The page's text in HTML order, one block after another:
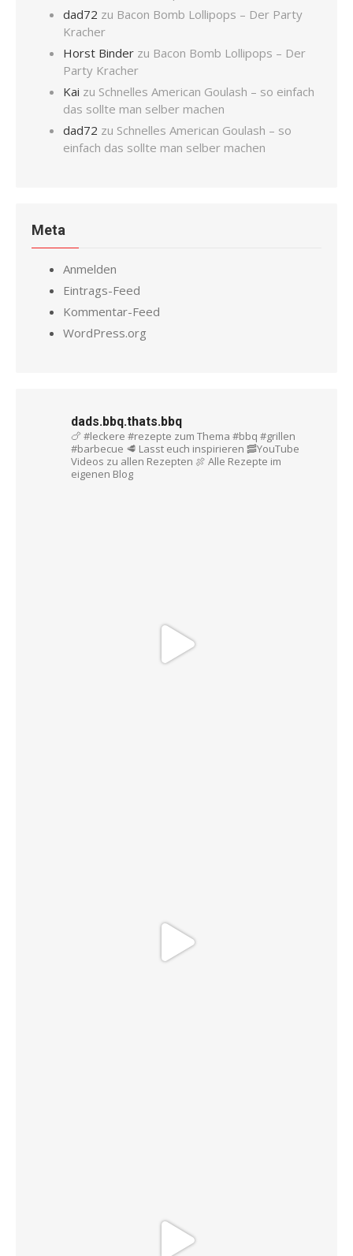
dad72 zu Bacon Bomb Lollipops – Der Party
Kracher
Horst Binder zu Bacon Bomb Lollipops – Der
Party Kracher
Kai zu Schnelles American Goulash – so einfach
das sollte man selber machen
dad72 zu Schnelles American Goulash – so
einfach das sollte man selber machen
Meta
Anmelden
Eintrags-Feed
Kommentar-Feed
WordPress.org
dads.bbq.thats.bbq
🍗 #leckere #rezepte zum Thema #bbq #grillen
#barbecue 🥩 Lasst euch inspirieren 🥓YouTube
Videos zu allen Rezepten 🍖 Alle Rezepte im
eigenen Blog